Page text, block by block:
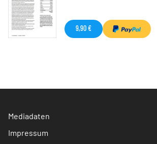
9,90 €
Mediadaten
Impressum